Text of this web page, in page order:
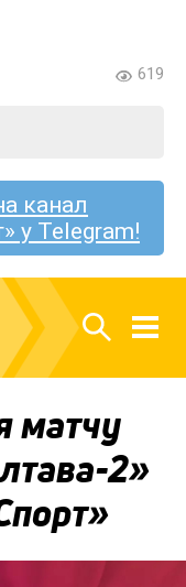
619
канал
у Telegram!
матчу
2»